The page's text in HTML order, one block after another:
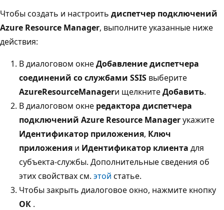
Чтобы создать и настроить диспетчер подключений
Azure Resource Manager, выполните указанные ниже
действия:
В диалоговом окнеДобавление диспетчера
соединений со службами SSIS выберите
AzureResourceManagerи щелкнитеДобавить.
В диалоговом окне редактора диспетчера
подключений Azure Resource Managerукажите
Идентификатор приложения, Ключ
приложения и Идентификатор клиента для
субъекта-службы. Дополнительные сведения об
этих свойствах см. этой статье.
Чтобы закрыть диалоговое окно, нажмите кнопку
ОК .